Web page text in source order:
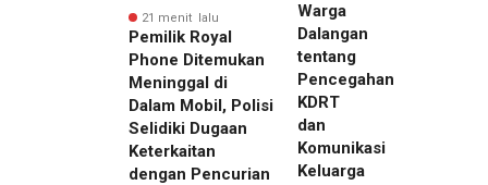
21 menit lalu
Pemilik Royal
Phone Ditemukan
Meninggal di
Dalam Mobil, Polisi
Selidiki Dugaan
Keterkaitan
dengan Pencurian
Warga
Dalangan
tentang
Pencegahan
KDRT
dan
Komunikasi
Keluarga